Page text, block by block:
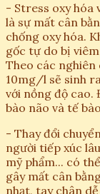
- Stress oxy hóa
là sự mất cân
chống oxy hóa.
gốc tự do bị
Theo các nghiên
10mg/l sẽ sinh
với nồng độ cao.
bào não và tế
- Thay đổi
người tiếp xúc
mỹ phẩm... có
gây mất cân
nhạt, tay chân dễ